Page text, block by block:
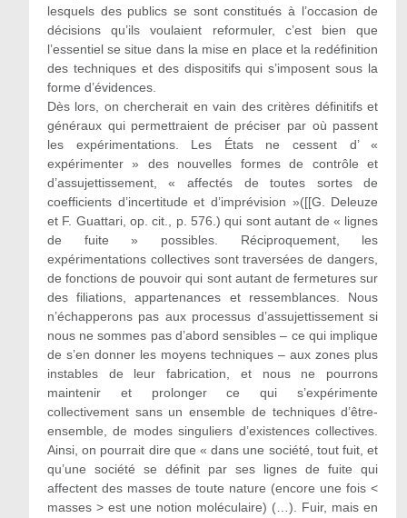
lesquels des publics se sont constitués à l’occasion de
décisions qu’ils voulaient reformuler, c’est bien que
l’essentiel se situe dans la mise en place et la redéfinition
des techniques et des dispositifs qui s’imposent sous la
forme d’évidences.
Dès lors, on chercherait en vain des critères définitifs et
généraux qui permettraient de préciser par où passent
les expérimentations. Les États ne cessent d’ «
expérimenter » des nouvelles formes de contrôle et
d’assujettissement, « affectés de toutes sortes de
coefficients d’incertitude et d’imprévision »([[G. Deleuze
et F. Guattari, op. cit., p. 576.) qui sont autant de « lignes
de fuite » possibles. Réciproquement, les
expérimentations collectives sont traversées de dangers,
de fonctions de pouvoir qui sont autant de fermetures sur
des filiations, appartenances et ressemblances. Nous
n’échapperons pas aux processus d’assujettissement si
nous ne sommes pas d’abord sensibles – ce qui implique
de s’en donner les moyens techniques – aux zones plus
instables de leur fabrication, et nous ne pourrons
maintenir et prolonger ce qui s’expérimente
collectivement sans un ensemble de techniques d’être-
ensemble, de modes singuliers d’existences collectives.
Ainsi, on pourrait dire que « dans une société, tout fuit, et
qu’une société se définit par ses lignes de fuite qui
affectent des masses de toute nature (encore une fois <
masses > est une notion moléculaire) (…). Fuir, mais en